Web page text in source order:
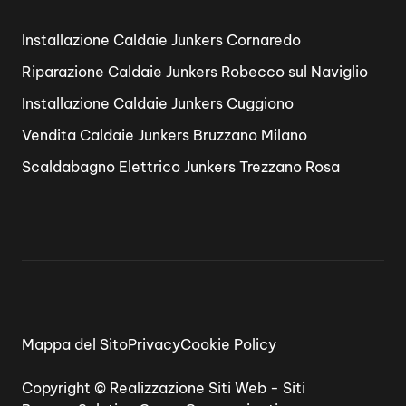
Installazione Caldaie Junkers Cornaredo
Riparazione Caldaie Junkers Robecco sul Naviglio
Installazione Caldaie Junkers Cuggiono
Vendita Caldaie Junkers Bruzzano Milano
Scaldabagno Elettrico Junkers Trezzano Rosa
Copyright © Realizzazione Siti Web - Siti
Mappa del SitoPrivacyCookie Policy